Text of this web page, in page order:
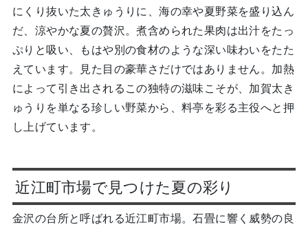
にくり抜いた太きゅうりに、海の幸や夏野菜を盛り込ん
だ、涼やかな夏の贅沢。煮含められた果肉は出汁をたっ
ぷりと吸い、もはや別の食材のような深い味わいをたた
えています。見た目の豪華さだけではありません。加熱
によって引き出されるこの独特の滋味こそが、加賀太き
ゅうりを単なる珍しい野菜から、料亭を彩る主役へと押
し上げています。
近江町市場で見つけた夏の彩り
金沢の台所と呼ばれる近江町市場。石畳に響く威勢の良